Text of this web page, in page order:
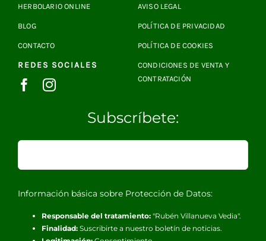
HERBOLARIO ONLINE
BLOG
CONTACTO
REDES SOCIALES
AVISO LEGAL
POLÍTICA DE PRIVACIDAD
POLÍTICA DE COOKIES
CONDICIONES DE VENTA Y
CONTRATACIÓN
Subscríbete:
Información básica sobre Protección de Datos:
Responsable del tratamiento:"Rubén Villanueva Vedia".
Finalidad:Suscribirte a nuestro boletín de noticias.